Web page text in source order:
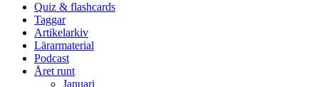
Quiz & flashcards
Taggar
Artikelarkiv
Lärarmaterial
Podcast
Året runt
Januari